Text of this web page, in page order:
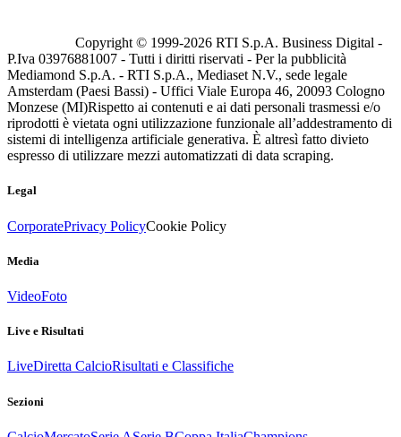
Copyright © 1999-2026 RTI S.p.A. Business Digital -
P.Iva 03976881007 - Tutti i diritti riservati - Per la pubblicità
Mediamond S.p.A. - RTI S.p.A., Mediaset N.V., sede legale
Amsterdam (Paesi Bassi) - Uffici Viale Europa 46, 20093 Cologno
Monzese (MI)Rispetto ai contenuti e ai dati personali trasmessi e/o
riprodotti è vietata ogni utilizzazione funzionale all’addestramento di
sistemi di intelligenza artificiale generativa. È altresì fatto divieto
espresso di utilizzare mezzi automatizzati di data scraping.
Legal
CorporatePrivacy PolicyCookie Policy
Media
VideoFoto
Live e Risultati
LiveDiretta CalcioRisultati e Classifiche
Sezioni